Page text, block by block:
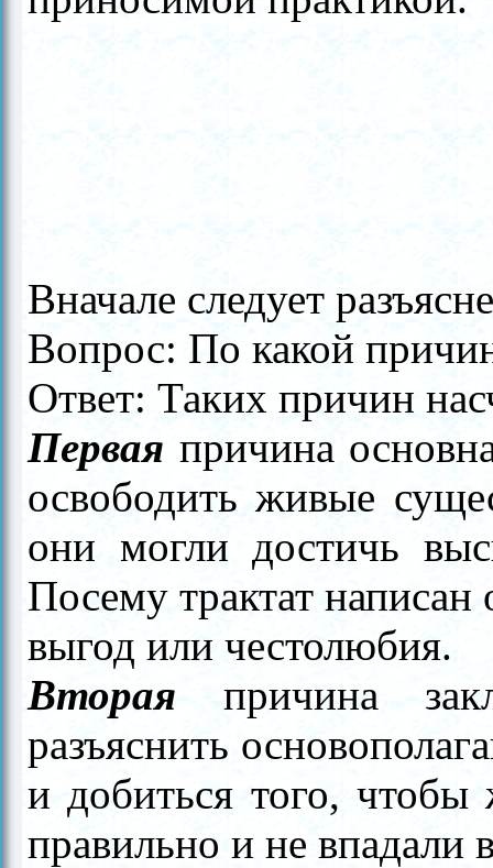
Вначале следует
Вопрос: По какой
Ответ: Таких причин
Первая причина
освободить живые
они могли достичь
Посему трактат
выгод или честолюбия.
Вторая причина
разъяснить
и добиться того,
правильно и не впадали